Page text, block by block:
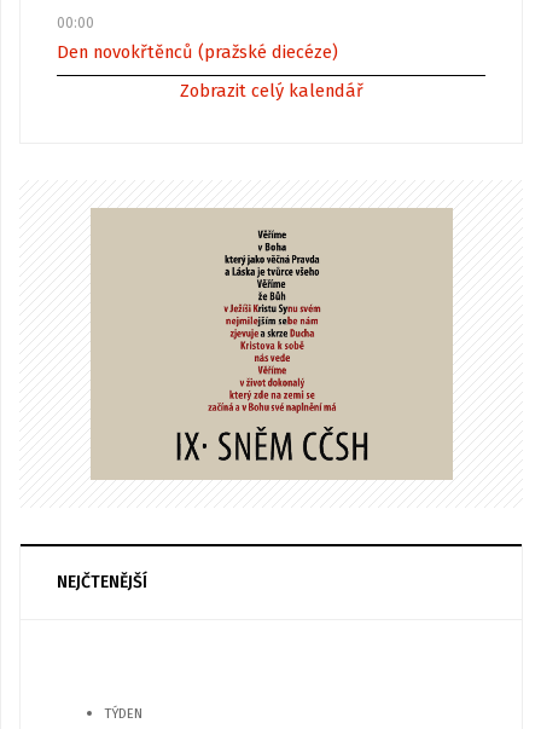
00:00
Den novokřtěnců (pražské diecéze)
Zobrazit celý kalendář
NEJČTENĚJŠÍ
TÝDEN